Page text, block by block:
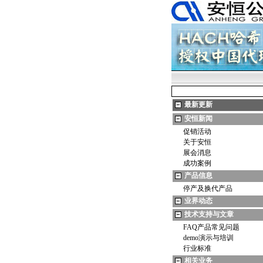
最新更新
安恒新闻
促销活动
关于安恒
展会消息
成功案例
产品信息
停产及换代产品
业界动态
技术支持与文章
FAQ产品常见问题
demo演示与培训
行业标准
相关业务